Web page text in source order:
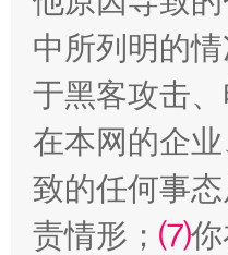
全民健身五年计划来
中所列明的
于黑客攻击
在本网的企
致的任何事态
责情形； ⑺